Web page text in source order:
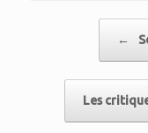
←
Les